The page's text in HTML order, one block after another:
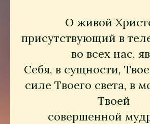
О живой
присутствующий в
во всех нас,
Себя, в сущности,
силе Твоего света, в
Твоей
совершенной